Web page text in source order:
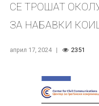
СЕ ТРОШАТ
ЗА НАБАВКИ
година, Центарот
комуникации го
април 17, 2024 2351